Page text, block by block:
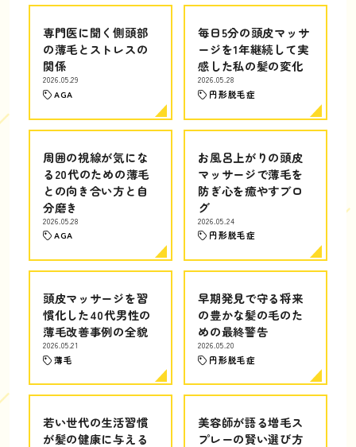
専門医に聞く側頭部
の薄毛とストレスの
関係
2026.05.29
AGA
毎日5分の頭皮マッサ
ージを1年継続して実
感した私の髪の変化
2026.05.28
円形脱毛症
周囲の視線が気にな
る20代のための薄毛
との向き合い方と自
分磨き
2026.05.28
AGA
お風呂上がりの頭皮
マッサージで薄毛を
防ぎ心を癒やすブロ
グ
2026.05.24
円形脱毛症
頭皮マッサージを習
慣化した40代男性の
薄毛改善事例の全貌
2026.05.21
薄毛
早期発見で守る将来
の豊かな髪の毛のた
めの最終警告
2026.05.20
円形脱毛症
若い世代の生活習慣
が髪の健康に与える
美容師が語る増毛ス
プレーの賢い選び方